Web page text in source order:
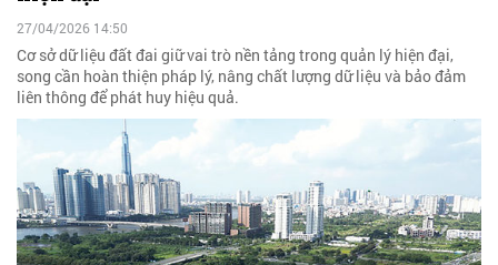
27/04/2026 14:50
Cơ sở dữ liệu đất đai giữ vai trò nền tảng trong quản lý hiện đại,
song cần hoàn thiện pháp lý, nâng chất lượng dữ liệu và bảo đảm
liên thông để phát huy hiệu quả.